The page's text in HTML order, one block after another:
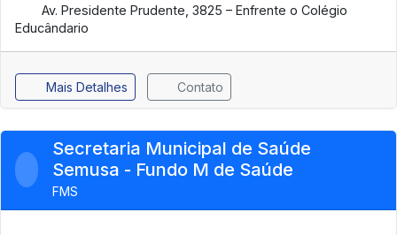
Av. Presidente Prudente, 3825 – Enfrente o Colégio
Educândario
Mais Detalhes Contato
Secretaria Municipal de Saúde
Semusa - Fundo M de Saúde
FMS